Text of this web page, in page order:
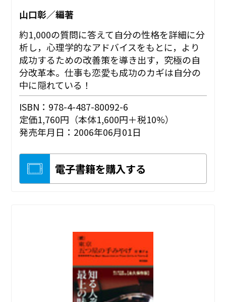
山口彰／編著
約1,000の質問に答えて自分の性格を詳細に分
析し，心理学的なアドバイスをもとに，より
成功するための改善策を導き出す，究極の自
分改革本。仕事も恋愛も成功のカギは自分の
中に隠れている！
ISBN：978-4-487-80092-6
定価1,760円（本体1,600円＋税10%）
発売年月日：2006年06月01日
電子書籍を購入する